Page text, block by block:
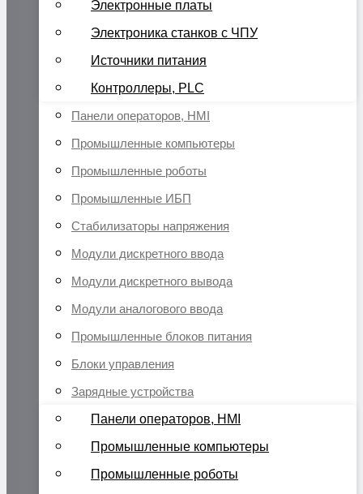
Электронные платы
Электроника станков с ЧПУ
Источники питания
Контроллеры, PLC
Панели операторов, HMI
Промышленные компьютеры
Промышленные роботы
Промышленные ИБП
Стабилизаторы напряжения
Модули дискретного ввода
Модули дискретного вывода
Модули аналогового ввода
Промышленные блоков питания
Блоки управления
Зарядные устройства
Панели операторов, HMI
Промышленные компьютеры
Промышленные роботы